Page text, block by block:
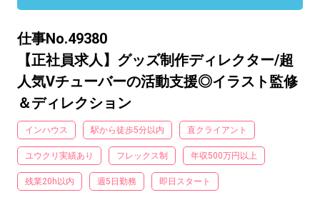
仕事No.49380
【正社員求人】グッズ制作ディレクター/超
人気Vチューバーの活動支援◎イラスト監修
＆ディレクション
インハウス 駅から徒歩5分以内 直クライアント
ユウクリ実績あり フレックス制 年収500万円以上
残業20h以内 週5日勤務 即日スタート